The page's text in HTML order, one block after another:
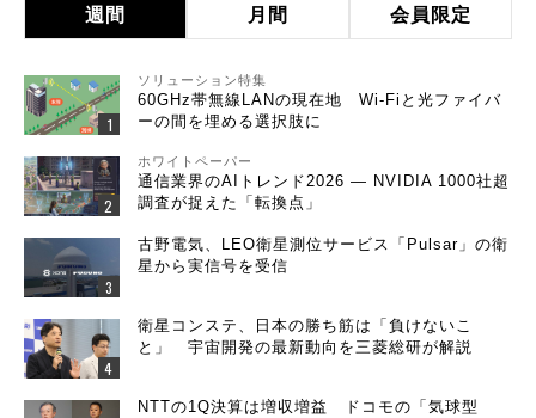
週間 月間 会員限定
ソリューション特集
60GHz帯無線LANの現在地 Wi-Fiと光ファイバ
ーの間を埋める選択肢に
ホワイトペーパー
通信業界のAIトレンド2026 ― NVIDIA 1000社超
調査が捉えた「転換点」
古野電気、LEO衛星測位サービス「Pulsar」の衛
星から実信号を受信
衛星コンステ、日本の勝ち筋は「負けないこ
と」 宇宙開発の最新動向を三菱総研が解説
NTTの1Q決算は増収増益 ドコモの「気球型